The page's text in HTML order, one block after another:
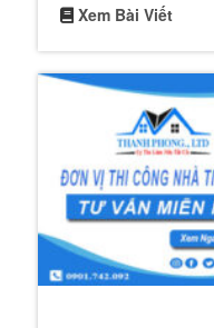
Xem Bài Viết